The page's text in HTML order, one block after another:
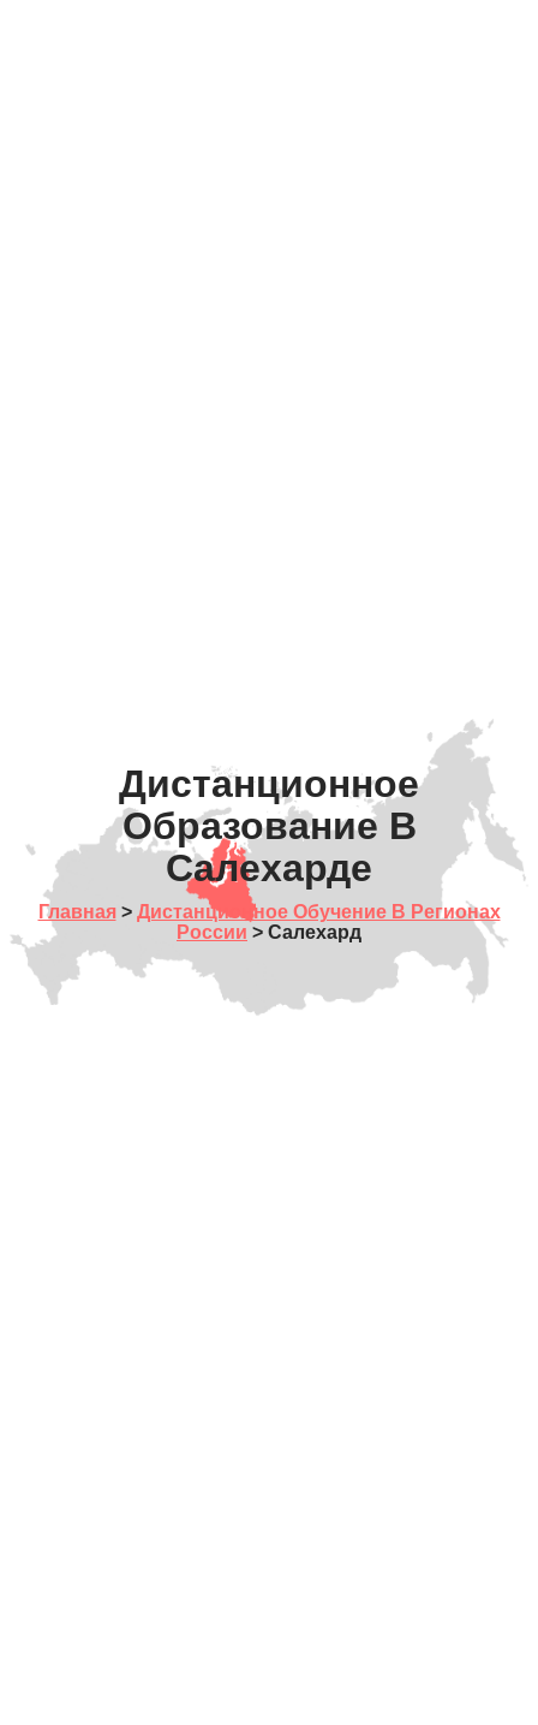
Дистанционное
Образование В
Салехарде
Главная> Дистанционное Обучение В Регионах
России > Салехард